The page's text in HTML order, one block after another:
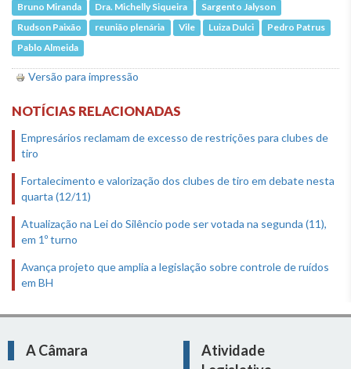
Bruno Miranda Dra. Michelly Siqueira
Sargento Jalyson
Rudson Paixão
reunião plenária Vile Luiza Dulci
Pedro Patrus
Pablo Almeida
Versão para impressão
NOTÍCIAS RELACIONADAS
Empresários reclamam de excesso de restrições para clubes de
tiro
Fortalecimento e valorização dos clubes de tiro em debate nesta
quarta (12/11)
Atualização na Lei do Silêncio pode ser votada na segunda (11),
em 1º turno
Avança projeto que amplia a legislação sobre controle de ruídos
em BH
A Câmara
Atividade